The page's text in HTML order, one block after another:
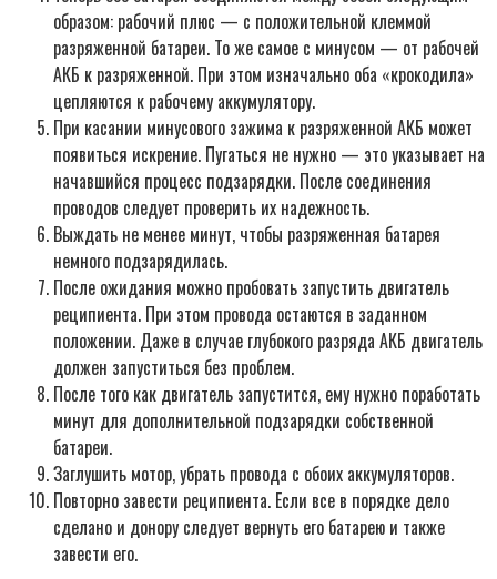
образом: рабочий плюс — с положительной клеммой
разряженной батареи. То же самое с минусом — от рабочей
АКБ к разряженной. При этом изначально оба «крокодила»
цепляются к рабочему аккумулятору.
При касании минусового зажима к разряженной АКБ может
появиться искрение. Пугаться не нужно — это указывает на
начавшийся процесс подзарядки. После соединения
проводов следует проверить их надежность.
Выждать не менее минут, чтобы разряженная батарея
немного подзарядилась.
После ожидания можно пробовать запустить двигатель
реципиента. При этом провода остаются в заданном
положении. Даже в случае глубокого разряда АКБ двигатель
должен запуститься без проблем.
После того как двигатель запустится, ему нужно поработать
минут для дополнительной подзарядки собственной
батареи.
Заглушить мотор, убрать провода с обоих аккумуляторов.
Повторно завести реципиента. Если все в порядке дело
сделано и донору следует вернуть его батарею и также
завести его.